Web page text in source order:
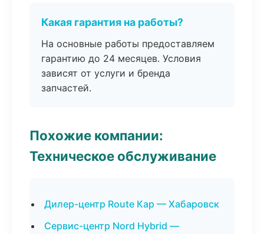
Какая гарантия на работы?
На основные работы предоставляем
гарантию до 24 месяцев. Условия
зависят от услуги и бренда
запчастей.
Похожие компании:
Техническое обслуживание
Дилер-центр Route Кар — Хабаровск
Сервис-центр Nord Hybrid —